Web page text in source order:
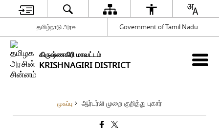
தமிழ்நாடு அரசு Government of Tamil Nadu
கிருஷ்ணகிரி மாவட்டம்
KRISHNAGIRI DISTRICT
முகப்பு ஆர்டர்லி முறை குறித்து புகார்